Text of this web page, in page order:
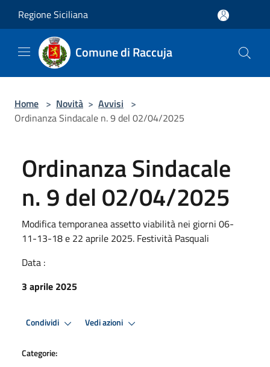
Regione Siciliana
Comune di Raccuja
Home > Novità > Avvisi >
Ordinanza Sindacale n. 9 del 02/04/2025
Ordinanza Sindacale
n. 9 del 02/04/2025
Modifica temporanea assetto viabilità nei giorni 06-
11-13-18 e 22 aprile 2025. Festività Pasquali
Data :
3 aprile 2025
Condividi Vedi azioni
Categorie: